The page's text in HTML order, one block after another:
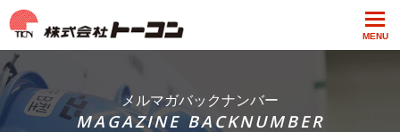
MENU
メルマガバックナンバー
MAGAZINE BACKNUMBER